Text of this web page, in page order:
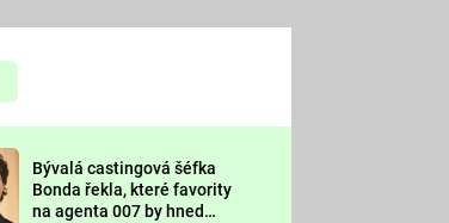
Prima LAJK
Sledujte nás
Bývalá castingová šéfka
Bonda řekla, které favority
na agenta 007 by hned